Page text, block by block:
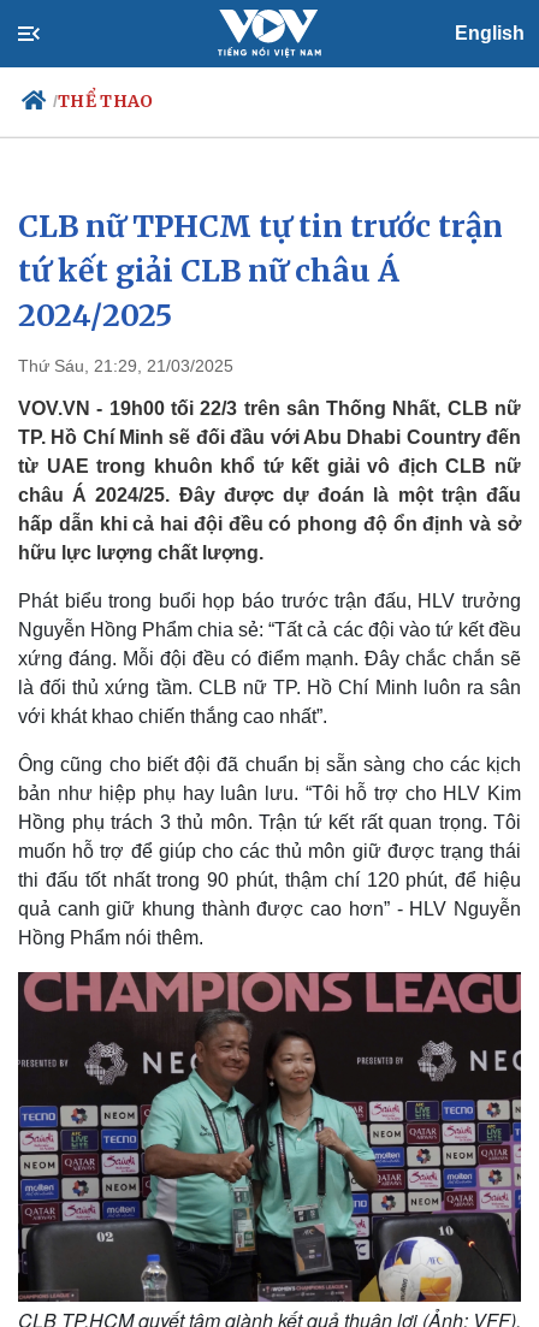
English
/THỂ THAO
Chính trị
Đảng
Tổ chức nhân sự
Quốc hội
Nhận diện sự thật
Xã hội
Tin 24h
Dự báo thời tiết
CLB nữ TPHCM tự tin trước trận
tứ kết giải CLB nữ châu Á
2024/2025
Thứ Sáu, 21:29, 21/03/2025
VOV.VN - 19h00 tối 22/3 trên sân Thống Nhất, CLB nữ
TP. Hồ Chí Minh sẽ đối đầu với Abu Dhabi Country đến
từ UAE trong khuôn khổ tứ kết giải vô địch CLB nữ
châu Á 2024/25. Đây được dự đoán là một trận đấu
hấp dẫn khi cả hai đội đều có phong độ ổn định và sở
hữu lực lượng chất lượng.
Phát biểu trong buổi họp báo trước trận đấu, HLV trưởng
Nguyễn Hồng Phẩm chia sẻ: “Tất cả các đội vào tứ kết đều
xứng đáng. Mỗi đội đều có điểm mạnh. Đây chắc chắn sẽ
là đối thủ xứng tầm. CLB nữ TP. Hồ Chí Minh luôn ra sân
với khát khao chiến thắng cao nhất”.
Ông cũng cho biết đội đã chuẩn bị sẵn sàng cho các kịch
bản như hiệp phụ hay luân lưu. “Tôi hỗ trợ cho HLV Kim
Hồng phụ trách 3 thủ môn. Trận tứ kết rất quan trọng. Tôi
muốn hỗ trợ để giúp cho các thủ môn giữ được trạng thái
thi đấu tốt nhất trong 90 phút, thậm chí 120 phút, để hiệu
quả canh giữ khung thành được cao hơn” - HLV Nguyễn
Hồng Phẩm nói thêm.
CLB TP.HCM quyết tâm giành kết quả thuận lợi (Ảnh: VFF).